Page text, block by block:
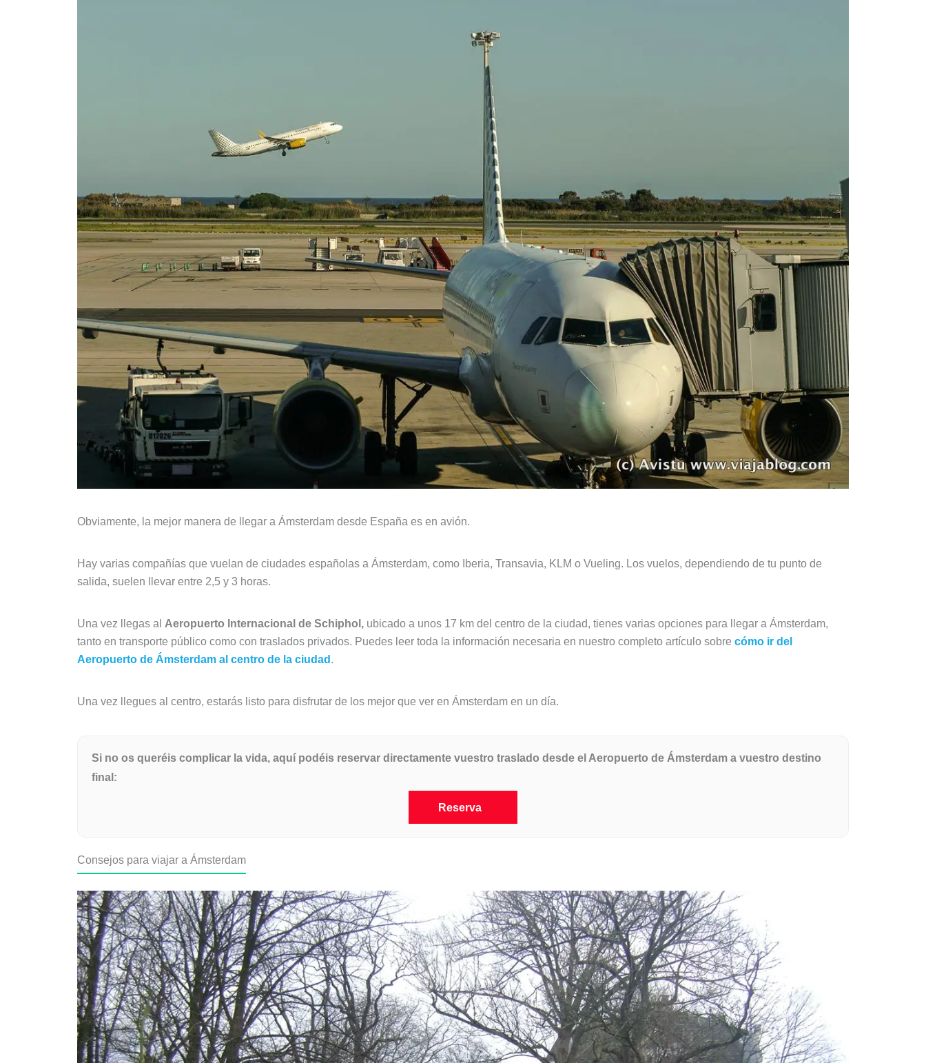
Obviamente, la mejor manera de llegar a Ámsterdam desde España es en avión.
Hay varias compañías que vuelan de ciudades españolas a Ámsterdam, como Iberia, Transavia, KLM o Vueling. Los vuelos, dependiendo de tu punto de
salida, suelen llevar entre 2,5 y 3 horas.
Una vez llegas al Aeropuerto Internacional de Schiphol, ubicado a unos 17 km del centro de la ciudad, tienes varias opciones para llegar a Ámsterdam,
tanto en transporte público como con traslados privados. Puedes leer toda la información necesaria en nuestro completo artículo sobre cómo ir del
Aeropuerto de Ámsterdam al centro de la ciudad .
Una vez llegues al centro, estarás listo para disfrutar de los mejor que ver en Ámsterdam en un día.
Si no os queréis complicar la vida, aquí podéis reservar directamente vuestro traslado desde el Aeropuerto de Ámsterdam a vuestro destino
final:
Reserva
Consejos para viajar a Ámsterdam